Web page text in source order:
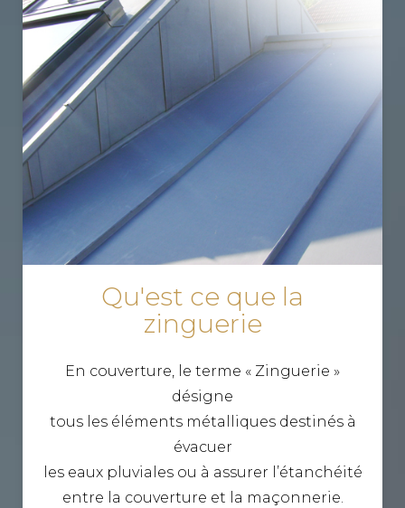
Qu'est ce que la
zinguerie
En couverture, le terme « Zinguerie »
désigne
tous les éléments métalliques destinés à
évacuer
les eaux pluviales ou à assurer l’étanchéité
entre la couverture et la maçonnerie.